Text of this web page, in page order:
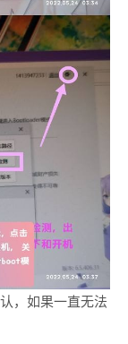
，如果一直无法